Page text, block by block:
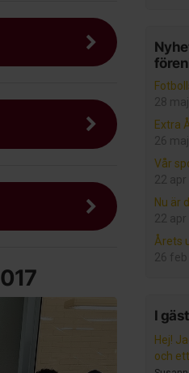
28 maj
Extra
26 maj
Vår
22 apr
Nu är
22 apr
Årets
26 feb
I
Hej!
och